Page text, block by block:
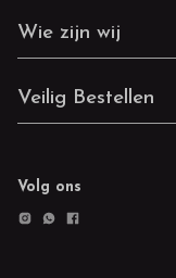
Wie zijn wij
Veilig Bestellen
Volg ons